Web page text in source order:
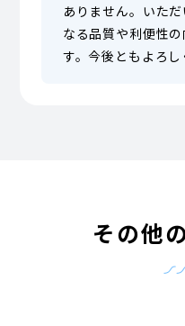
ありません。いた
なる品質や利便性
す。今後ともよろし
その他